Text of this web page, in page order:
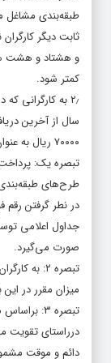
طبقه‌بندی
و هشتاد و هشت
کمتر شود.
سال از آخرین
۷۰۰۰۰ ریال به عنوان پایه (سنوات) پرداخت خواهد شد.
تبصره یک:
طرح‌های
در نطر گرفتن رقم
جداول اعلامی
صورت می‌گیرد.
میزان مقرر در
درراستای تقویت
دائم و موقت